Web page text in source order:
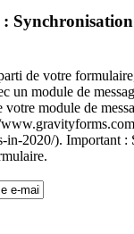
:
de votre
un module de
votre module de
2020/). Important :